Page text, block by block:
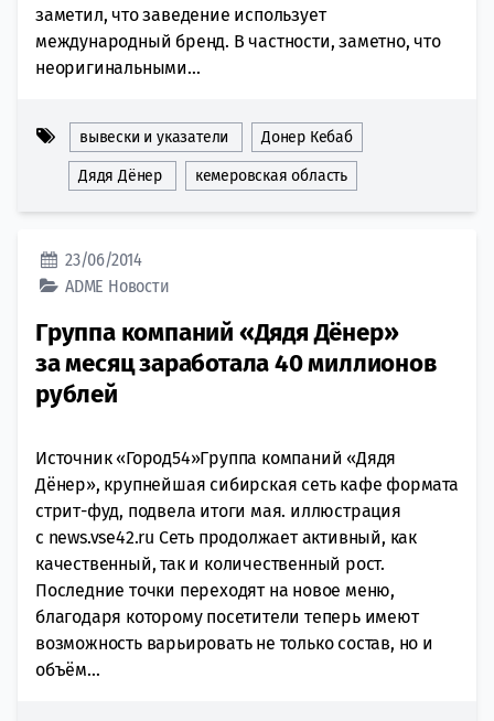
заметил, что заведение использует
международный бренд. В частности, заметно, что
неоригинальными...
вывески и указатели Донер Кебаб
Дядя Дёнер кемеровская область
23/06/2014
ADME Новости
Группа компаний «Дядя Дёнер»
за месяц заработала 40 миллионов
рублей
Источник «Город54»Группа компаний «Дядя
Дёнер», крупнейшая сибирская сеть кафе формата
стрит-фуд, подвела итоги мая. иллюстрация
с news.vse42.ru Сеть продолжает активный, как
качественный, так и количественный рост.
Последние точки переходят на новое меню,
благодаря которому посетители теперь имеют
возможность варьировать не только состав, но и
объём...